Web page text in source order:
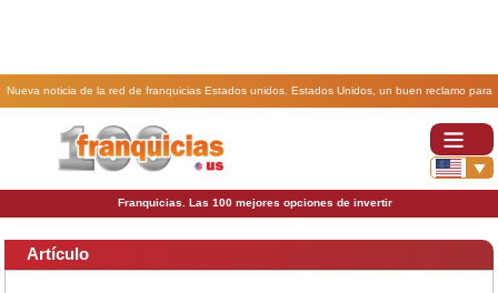
Nueva noticia de la red de franquicias Estados unidos. Estados Unidos, un buen reclamo para
Franquicias. Las 100 mejores opciones de invertir
Artículo